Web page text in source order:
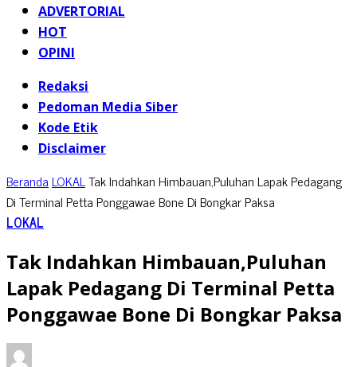
ADVERTORIAL
HOT
OPINI
Redaksi
Pedoman Media Siber
Kode Etik
Disclaimer
BerandaLOKALTak Indahkan Himbauan,Puluhan Lapak Pedagang
Di Terminal Petta Ponggawae Bone Di Bongkar Paksa
LOKAL
Tak Indahkan Himbauan,Puluhan
Lapak Pedagang Di Terminal Petta
Ponggawae Bone Di Bongkar Paksa